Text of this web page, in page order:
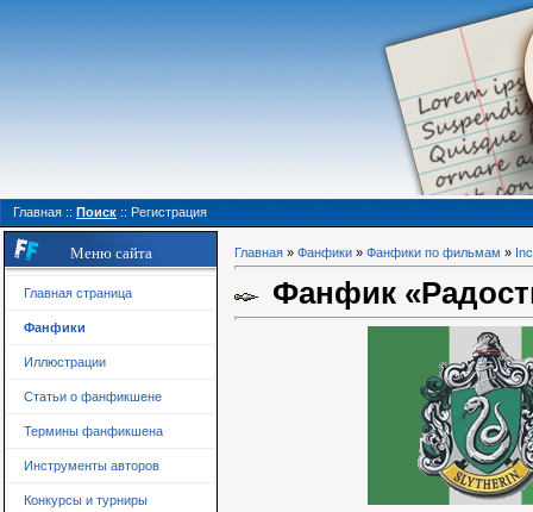
Главная :: Поиск :: Регистрация
Меню сайта
Главная страница
Фанфики
Иллюстрации
Статьи о фанфикшене
Термины фанфикшена
Инструменты авторов
Конкурсы и турниры
Главная » Фанфики » Фанфики по фильмам »
Фанфик